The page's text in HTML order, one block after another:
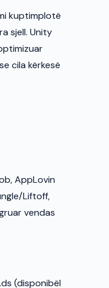
kuptimplotë
sjell. Unity
cila kërkesë
AppLovin
Liftoff,
vendas
(disponibël